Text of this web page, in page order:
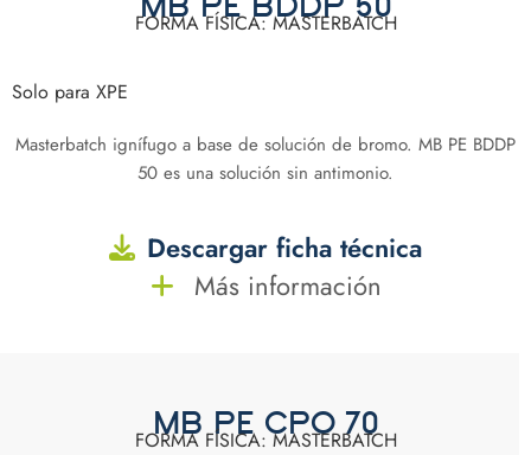
MB PE BDDP 50
FORMA FÍSICA: MASTERBATCH
Solo para XPE
Masterbatch ignífugo a base de solución de bromo. MB PE BDDP
50 es una solución sin antimonio.
Descargar ficha técnica
Más información
MB PE CPO 70
FORMA FÍSICA: MASTERBATCH